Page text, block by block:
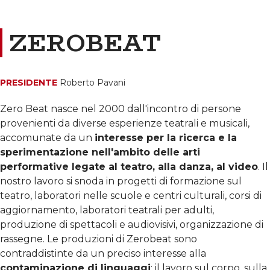
ZEROBEAT
PRESIDENTE Roberto Pavani
Zero Beat nasce nel 2000 dall'incontro di persone
provenienti da diverse esperienze teatrali e musicali,
accomunate da un interesse per la ricerca e la
sperimentazione nell'ambito delle arti
performative legate al teatro, alla danza, al video. Il
nostro lavoro si snoda in progetti di formazione sul
teatro, laboratori nelle scuole e centri culturali, corsi di
aggiornamento, laboratori teatrali per adulti,
produzione di spettacoli e audiovisivi, organizzazione di
rassegne. Le produzioni di Zerobeat sono
contraddistinte da un preciso interesse alla